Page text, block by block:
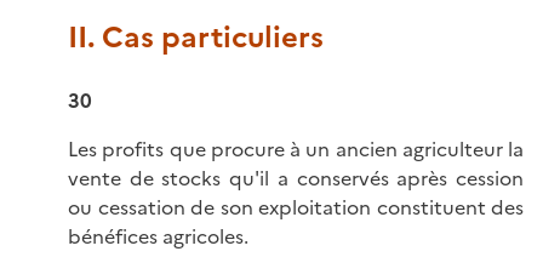
II. Cas particuliers
30
Les profits que procure à un ancien agriculteur la
vente de stocks qu'il a conservés après cession
ou cessation de son exploitation constituent des
bénéfices agricoles.